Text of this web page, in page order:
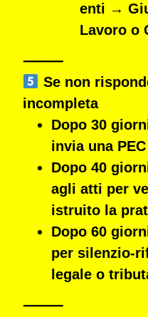
enti →
Lavoro o
⸻
Se non
incompleta
Dopo 30
invia una
Dopo 40
agli atti per
istruito la
Dopo 60
per silenzio-
legale o
⸻